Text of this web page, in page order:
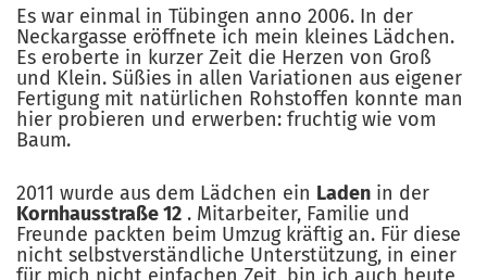
Es war einmal in Tübingen anno 2006. In der
Neckargasse eröffnete ich mein kleines Lädchen.
Es eroberte in kurzer Zeit die Herzen von Groß
und Klein. Süßies in allen Variationen aus eigener
Fertigung mit natürlichen Rohstoffen konnte man
hier probieren und erwerben: fruchtig wie vom
Baum.
2011 wurde aus dem Lädchen ein Laden in der
Kornhausstraße 12 . Mitarbeiter, Familie und
Freunde packten beim Umzug kräftig an. Für diese
nicht selbstverständliche Unterstützung, in einer